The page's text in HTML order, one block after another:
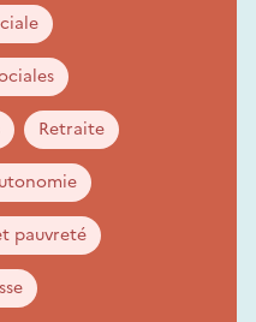
Retraite
pauvreté